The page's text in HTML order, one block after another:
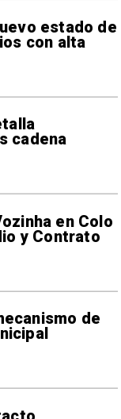
estado de
con alta
cadena
en Colo
y Contrato
de